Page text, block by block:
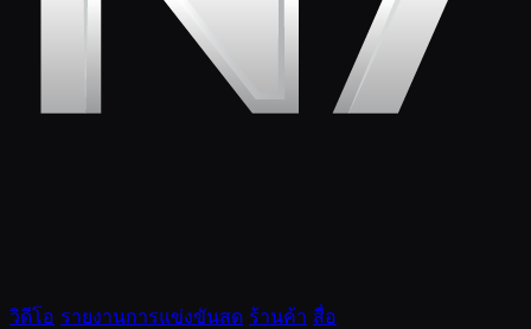
วิดีโอ รายงานการแข่งขันสด ร้านค้า สื่อ